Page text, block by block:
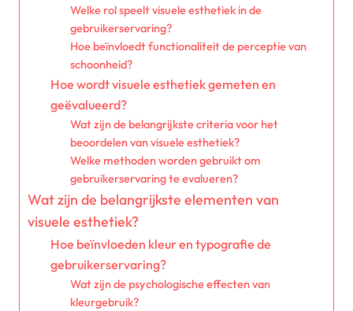
Welke rol speelt visuele esthetiek in de
gebruikerservaring?
Hoe beïnvloedt functionaliteit de perceptie van
schoonheid?
Hoe wordt visuele esthetiek gemeten en
geëvalueerd?
Wat zijn de belangrijkste criteria voor het
beoordelen van visuele esthetiek?
Welke methoden worden gebruikt om
gebruikerservaring te evalueren?
Wat zijn de belangrijkste elementen van
visuele esthetiek?
Hoe beïnvloeden kleur en typografie de
gebruikerservaring?
Wat zijn de psychologische effecten van
kleurgebruik?